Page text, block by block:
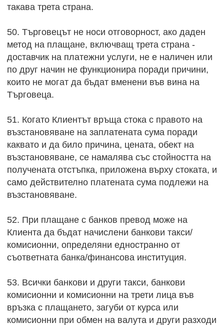
такава трета страна.
50. Търговецът не носи отговорност, ако даден
метод на плащане, включващ трета страна -
доставчик на платежни услуги, не е наличен или
по друг начин не функционира поради причини,
които не могат да бъдат вменени във вина на
Търговеца.
51. Когато Клиентът връща стока с правото на
възстановяване на заплатената сума поради
каквато и да било причина, цената, обект на
възстановяване, се намалява със стойността на
получената отстъпка, приложена върху стоката, и
само действително платената сума подлежи на
възстановяване.
52. При плащане с банков превод може на
Клиента да бъдат начислени банкови такси/
комисионни, определяни едностранно от
съответната банка/финансова институция.
53. Всички банкови и други такси, банкови
комисионни и комисионни на трети лица във
връзка с плащането, загуби от курса или
комисионни при обмен на валута и други разходи